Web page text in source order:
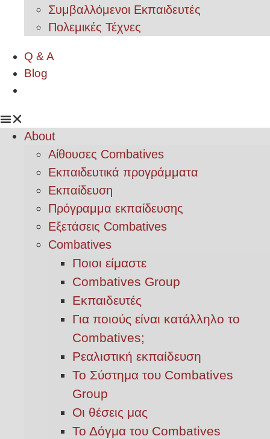
Συμβαλλόμενοι Εκπαιδευτές
Πολεμικές Τέχνες
Q & A
Blog
About
Αίθουσες Combatives
Εκπαιδευτικά προγράμματα
Εκπαίδευση
Πρόγραμμα εκπαίδευσης
Εξετάσεις Combatives
Combatives
Ποιοι είμαστε
Combatives Group
Εκπαιδευτές
Για ποιούς είναι κατάλληλο το
Combatives;
Ρεαλιστική εκπαίδευση
Το Σύστημα του Combatives
Group
Οι θέσεις μας
Το Δόγμα του Combatives